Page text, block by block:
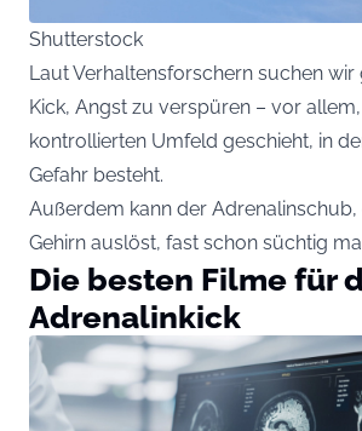
Shutterstock
Laut Verhaltensforschern suchen wir
Kick, Angst zu verspüren – vor
kontrollierten Umfeld geschieht, in
Gefahr besteht.
Außerdem kann der Adrenalinschub,
Gehirn auslöst, fast schon süchtig
Die besten Filme für
Adrenalinkick